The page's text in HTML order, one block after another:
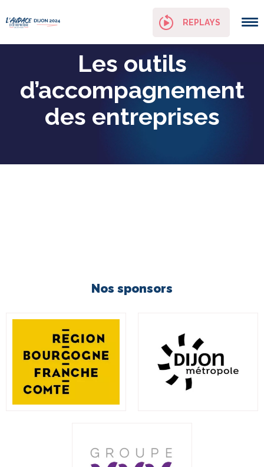
REPLAYS
Les outils
d’accompagnement
des entreprises
Nos sponsors